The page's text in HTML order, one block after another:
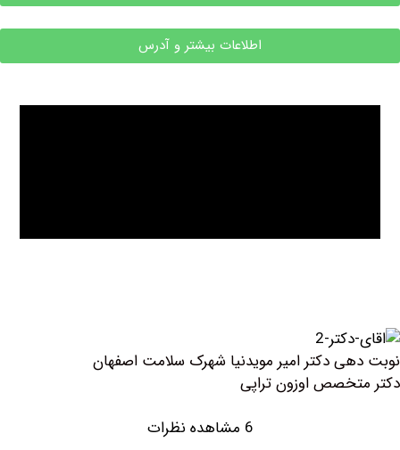
اطلاعات بیشتر و آدرس
دکتر امیر مویدنیا شهرک سلامت اصفهان
اوزون تراپی